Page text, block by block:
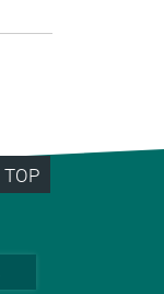
TOP